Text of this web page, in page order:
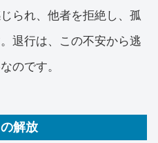
られ、他者を拒絶し、孤
退行は、この不安から逃
のです。
解放